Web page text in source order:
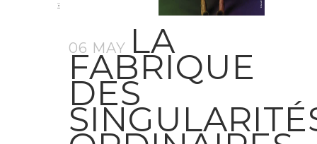
06 MAY LA
FABRIQUE
DES